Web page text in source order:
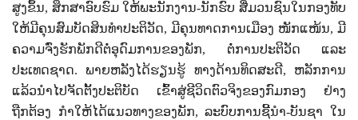
ສູງຂຶ້ນ, ສຶກສາອົບຮົມ ໃຫ້ພະນັກງານ-ນັກຮົບ ສື່ມວນຊົນໃນກອງທັບ
ໃຫ້ມີຄຸນສົມບັດສິນທຳປະຕິວັດ, ມີຄຸນທາດການເມືອງ ໜັກແໜ້ນ, ມີ
ຄວາມຈົ່ງຮັກພັກດີຕໍ່ອຸດົມການຂອງພັກ, ຕໍ່ການປະຕິວັດ ແລະ
ປະເທດຊາດ.
ພາຍຫລັງໄດ້ຮຽນຮູ້ ທາງດ້ານທິດສະດີ, ຫລັກການ
ແລ້ວນໍາໄປຈັດຕັ້ງປະຕິບັດ ເຂົ້າສູ່ຊີວິດຕົວຈິງຂອງກົມກອງ ຢ່າງ
ຖືກຕ້ອງ ກຳໃຫ້ໄດ້ແນວທາງຂອງພັກ,ລະບົບການຊີ້ນໍາ-ບັນຊາ ໃນ